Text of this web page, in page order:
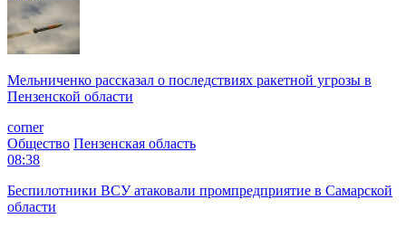
Мельниченко рассказал о последствиях ракетной угрозы в
Пензенской области
corner
Общество Пензенская область
08:38
Беспилотники ВСУ атаковали промпредприятие в Самарской
области